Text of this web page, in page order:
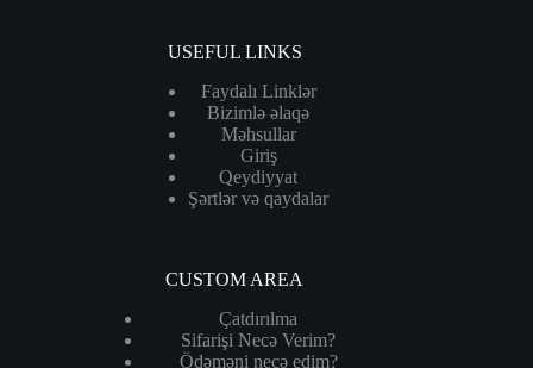
USEFUL LINKS
Faydalı Linklər
Bizimlə əlaqə
Məhsullar
Giriş
Qeydiyyat
Şərtlər və qaydalar
CUSTOM AREA
Çatdırılma
Sifarişi Necə Verim?
Ödəməni necə edim?